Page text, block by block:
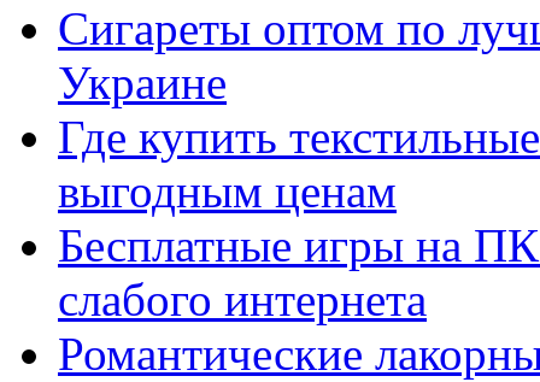
Сигареты оптом по
Украине
Где купить
выгодным ценам
Бесплатные игры на
слабого интернета
Романтические